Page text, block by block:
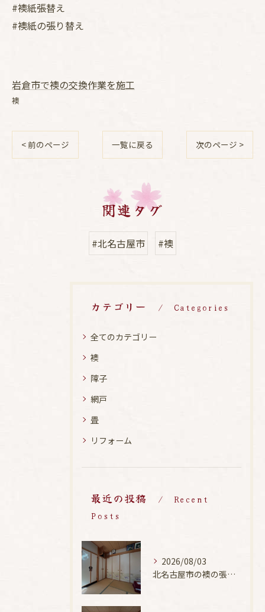
#襖紙張替え
#襖紙の張り替え
岩倉市で襖の交換作業を施工
襖
< 前のページ 一覧に戻る 次のページ >
関連タグ
#北名古屋市 #襖
カテゴリー Categories
全てのカテゴリー
襖
障子
網戸
畳
リフォーム
最近の投稿
Recent
Posts
2026/08/03
北名古屋市の襖の張替え